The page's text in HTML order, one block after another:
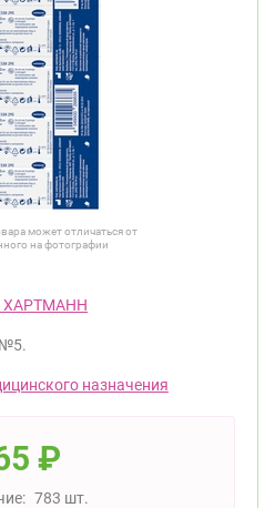
может отличаться от
на фотографии
ХАРТМАНН
назначения
₽
783 шт.